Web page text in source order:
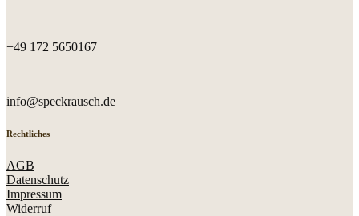
+49 172 5650167
info@speckrausch.de
Rechtliches
AGB
Datenschutz
Impressum
Widerruf